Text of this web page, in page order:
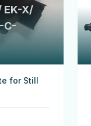
EK-X/
C-
for Still